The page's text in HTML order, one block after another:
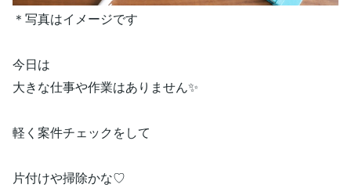
＊写真はイメージです
今日は
大きな仕事や作業はありません✨
軽く案件チェックをして
片付けや掃除かな♡